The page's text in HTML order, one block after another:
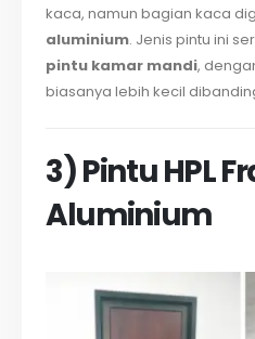
kaca, namun bagian kaca
aluminium. Jenis pintu ini
pintu kamar mandi,
biasanya lebih kecil
3) Pintu HPL
Aluminium